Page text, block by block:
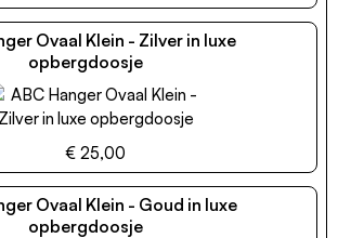
Ovaal Klein - Zilver in luxe
opbergdoosje
€ 25,00
Ovaal Klein - Goud in luxe
opbergdoosje